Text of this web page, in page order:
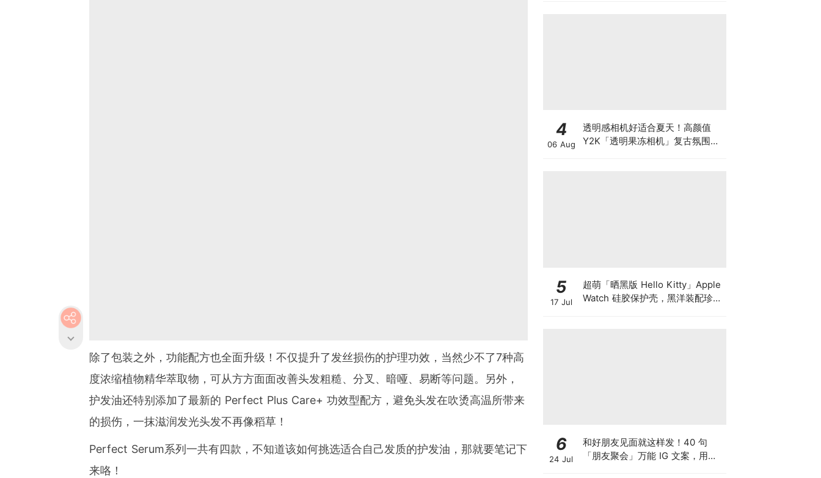
除了包装之外，功能配方也全面升级！不仅提升了发丝损伤的护理功效，当然少不了7种高
度浓缩植物精华萃取物，可从方方面面改善头发粗糙、分叉、暗哑、易断等问题。另外，
护发油还特别添加了最新的 Perfect Plus Care+ 功效型配方，避免头发在吹烫高温所带来
的损伤，一抹滋润发光头发不再像稻草！
Perfect Serum系列一共有四款，不知道该如何挑选适合自己发质的护发油，那就要笔记下
来咯！
4
06 Aug
透明感相机好适合夏天！高颜值
Y2K「透明果冻相机」复古氛围感
5
17 Jul
超萌「晒黑版 Hello Kitty」Apple
Watch 硅胶保护壳，黑洋装配珍珠
6
24 Jul
和好朋友见面就这样发！40 句
「朋友聚会」万能 IG 文案，用